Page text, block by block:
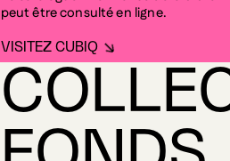
peut être consulté en ligne.
VISITEZ CUBIQ